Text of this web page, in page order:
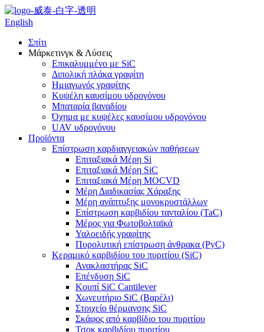
English
Σπίτι
Μάρκετινγκ & Λύσεις
Επικαλυμμένο με SiC
Διπολική πλάκα γραφίτη
Ημιαγωγός γραφίτης
Κυψέλη καυσίμου υδρογόνου
Μπαταρία βαναδίου
Όχημα με κυψέλες καυσίμου υδρογόνου
UAV υδρογόνου
Προϊόντα
Επίστρωση καρδιαγγειακών παθήσεων
Επιταξιακά Μέρη Si
Επιταξιακά Μέρη SiC
Επιταξιακά Μέρη MOCVD
Μέρη Διαδικασίας Χάραξης
Μέρη ανάπτυξης μονοκρυστάλλων
Επίστρωση καρβιδίου τανταλίου (TaC)
Μέρος για Φωτοβολταϊκά
Υαλοειδής γραφίτης
Πυρολυτική επίστρωση άνθρακα (PyC)
Κεραμικό καρβιδίου του πυριτίου (SiC)
Ανακλαστήρας SiC
Επένδυση SiC
Κουπί SiC Cantilever
Χωνευτήριο SiC (Βαρέλι)
Στοιχείο θέρμανσης SiC
Σκάφος από καρβίδιο του πυριτίου
Τσοκ καρβιδίου πυριτίου